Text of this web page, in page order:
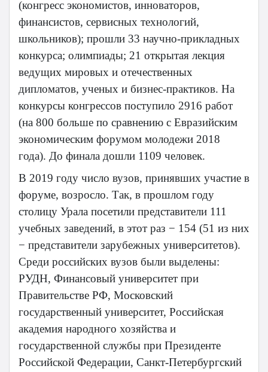
(конгресс экономистов, инноваторов,
финансистов, сервисных технологий,
школьников); прошли 33 научно-прикладных
конкурса; олимпиады; 21 открытая лекция
ведущих мировых и отечественных
дипломатов, ученых и бизнес-практиков. На
конкурсы конгрессов поступило 2916 работ
(на 800 больше по сравнению с Евразийским
экономическим форумом молодежи 2018
года). До финала дошли 1109 человек.
В 2019 году число вузов, принявших участие в
форуме, возросло. Так, в прошлом году
столицу Урала посетили представители 111
учебных заведений, в этот раз − 154 (51 из них
− представители зарубежных университетов).
Среди российских вузов были выделены:
РУДН, Финансовый университет при
Правительстве РФ, Московский
государственный университет, Российская
академия народного хозяйства и
государственной службы при Президенте
Российской Федерации, Санкт-Петербургский